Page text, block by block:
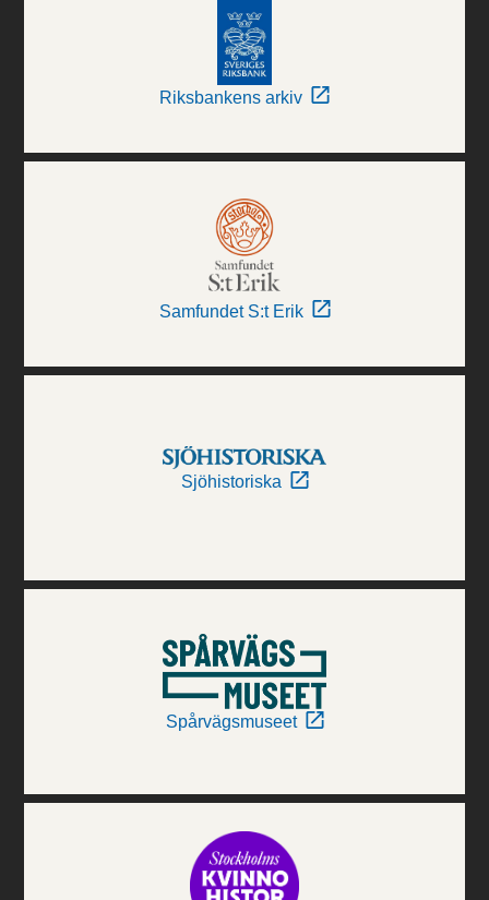
Riksbankens arkiv
Samfundet S:t Erik
Sjöhistoriska
Spårvägsmuseet